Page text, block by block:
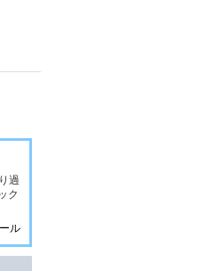
過
ク
ル